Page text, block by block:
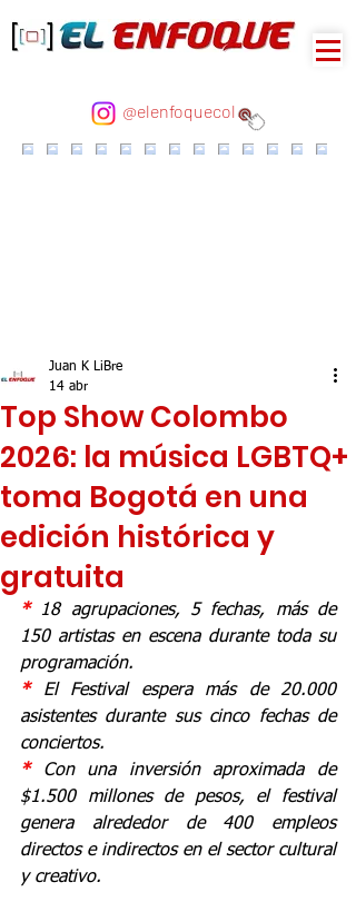
@elenfoquecol
Top Show Colombo
2026: la música LGBTQ+
toma Bogotá en una
edición histórica y
gratuita
Juan K LiBre
14 abr
* 18 agrupaciones, 5 fechas, más de
150 artistas en escena durante toda su
programación.
* El Festival espera más de 20.000
asistentes durante sus cinco fechas de
conciertos.
* Con una inversión aproximada de
$1.500 millones de pesos, el festival
genera alrededor de 400 empleos
directos e indirectos en el sector cultural
y creativo.